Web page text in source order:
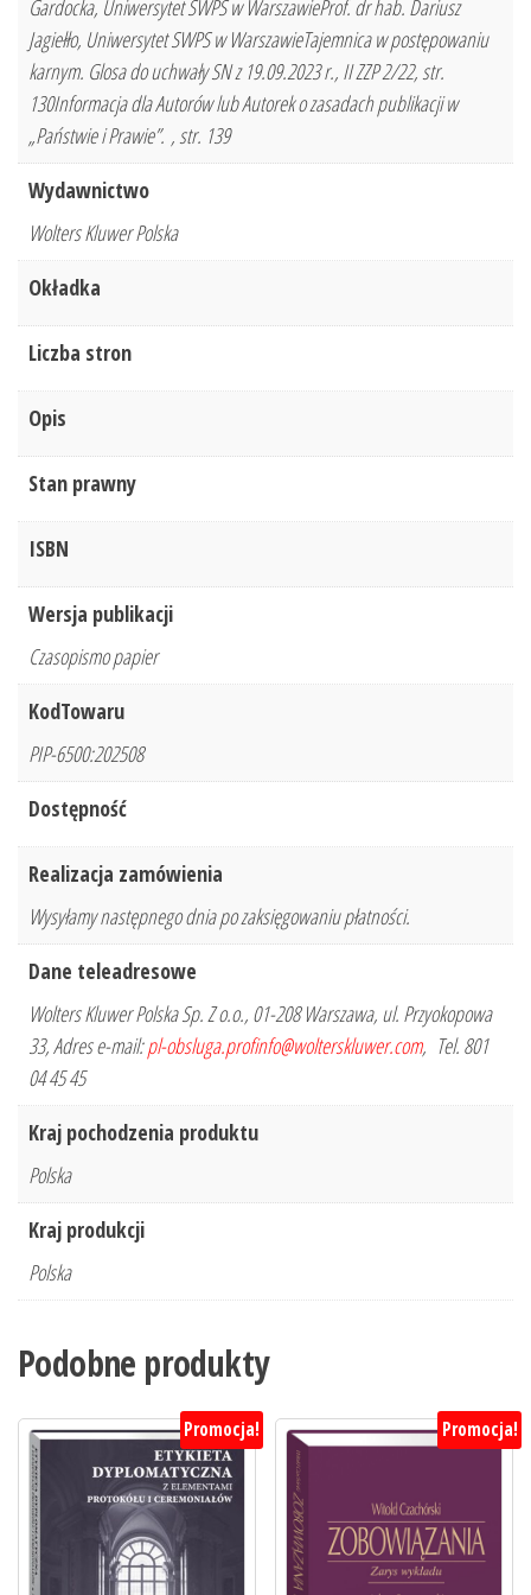
Gardocka, Uniwersytet SWPS w WarszawieProf. dr hab. Dariusz
Jagiełło, Uniwersytet SWPS w WarszawieTajemnica w postępowaniu
karnym. Glosa do uchwały SN z 19.09.2023 r., II ZZP 2/22, str.
130Informacja dla Autorów lub Autorek o zasadach publikacji w
„Państwie i Prawie”. , str. 139
Wydawnictwo
Wolters Kluwer Polska
Okładka
Liczba stron
Opis
Stan prawny
ISBN
Wersja publikacji
Czasopismo papier
KodTowaru
PIP-6500:202508
Dostępność
Realizacja zamówienia
Wysyłamy następnego dnia po zaksięgowaniu płatności.
Dane teleadresowe
Wolters Kluwer Polska Sp. Z o.o., 01-208 Warszawa, ul. Przyokopowa
33, Adres e-mail:pl-obsluga.profinfo@wolterskluwer.com, Tel. 801
04 45 45
Kraj pochodzenia produktu
Polska
Kraj produkcji
Polska
Podobne produkty
Promocja! Promocja!